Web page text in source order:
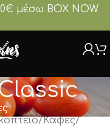
μέσω BOX NOW
/Καφές/